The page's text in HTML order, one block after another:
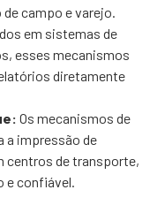
campo e varejo.
em sistemas de
esses mecanismos
diretamente
Os mecanismos de
a impressão de
centros de transporte,
e confiável.